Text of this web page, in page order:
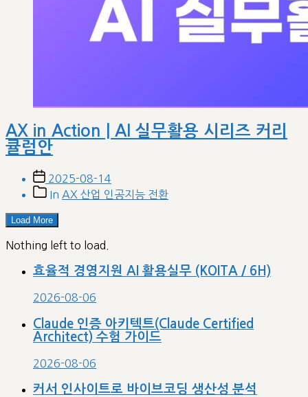
AX in Action | AI 실무활용 시리즈 커리
큘럼안
Post
date
2025-08-14
PostIn AX 산업 인공지능 전환
Load More
Nothing left to load.
효율적 경영지원 AI 활용실무 (KOITA / 6H)
2026-08-06
Claude 인증 아키텍트(Claude Certified
Architect) 수험 가이드
2026-08-06
커서 인사이트로 바이브코딩 생산성 분석